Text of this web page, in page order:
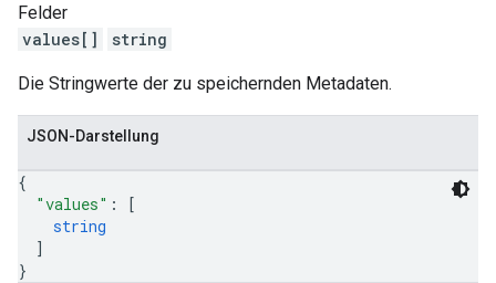
Felder
values[]
string
Die Stringwerte der zu speichernden Metadaten.
JSON-Darstellung
{
"values" :
[
string
]
}